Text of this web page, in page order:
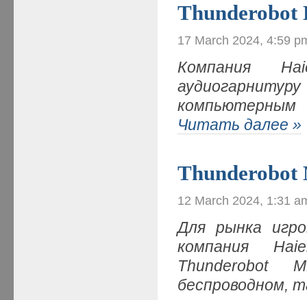
Thunderobot
17 March 2024, 4:59
Компания
Читать далее »
12 March 2024, 1:31
Для рынка
компания
Thunderobot
беспроводном,